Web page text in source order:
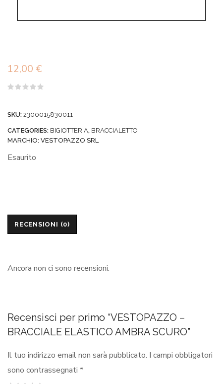
12,00 €
5
SKU: 2300015830011
CATEGORIES: BIGIOTTERIA, BRACCIALETTO
MARCHIO: VESTOPAZZO SRL
Esaurito
RECENSIONI (0)
Ancora non ci sono recensioni.
Recensisci per primo “VESTOPAZZO –
BRACCIALE ELASTICO AMBRA SCURO”
Il tuo indirizzo email non sarà pubblicato. I campi obbligatori
sono contrassegnati *